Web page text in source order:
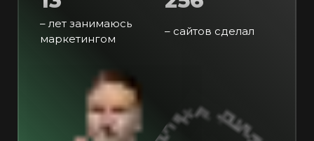
– лет занимаюсь
маркетингом
– сайтов сделал